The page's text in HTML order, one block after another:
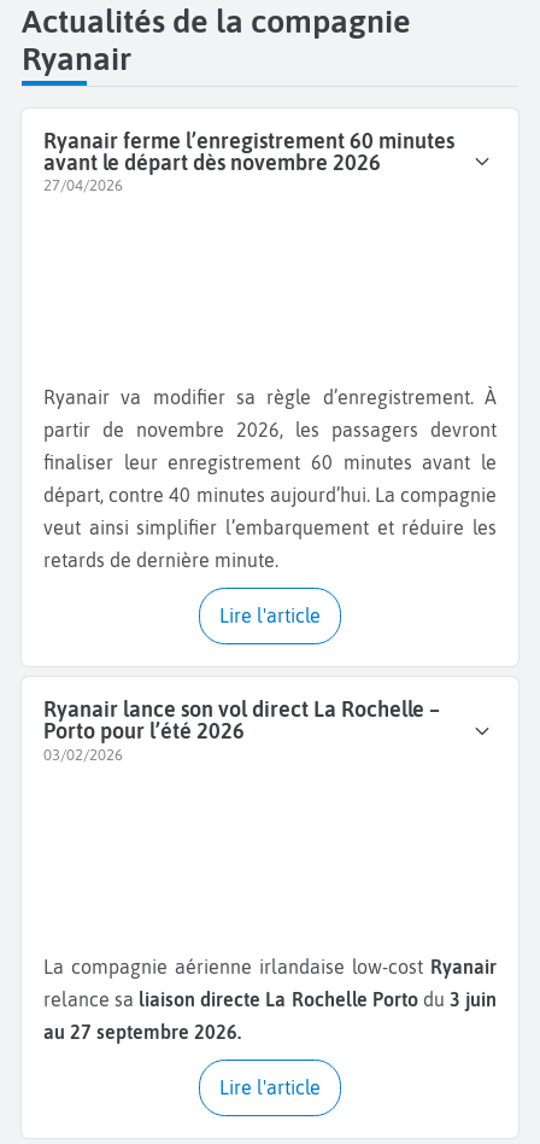
Actualités de la compagnie
Ryanair
Ryanair ferme l’enregistrement 60 minutes
avant le départ dès novembre 2026
27/04/2026
Ryanair va modifier sa règle d’enregistrement. À
partir de novembre 2026, les passagers devront
finaliser leur enregistrement 60 minutes avant le
départ, contre 40 minutes aujourd’hui. La compagnie
veut ainsi simplifier l’embarquement et réduire les
retards de dernière minute.
Lire l'article
Ryanair lance son vol direct La Rochelle –
Porto pour l’été 2026
03/02/2026
La compagnie aérienne irlandaise low-cost Ryanair
relance sa liaison directe La Rochelle Portodu 3 juin
au 27 septembre 2026.
Lire l'article